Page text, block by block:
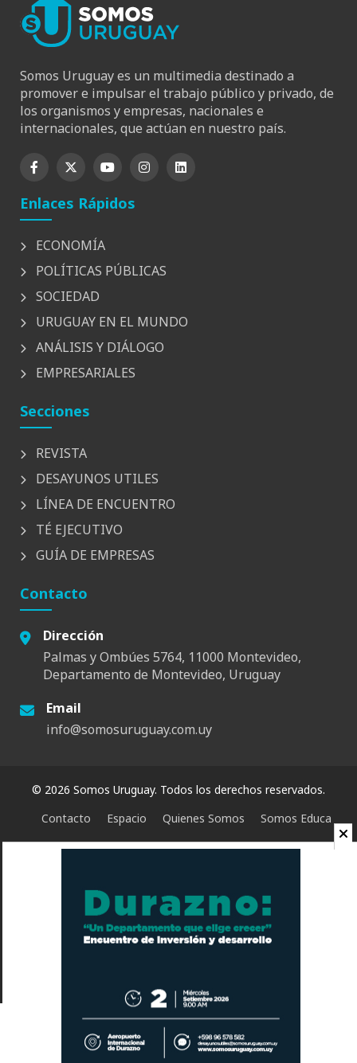
Somos Uruguay es un multimedia destinado a
promover e impulsar el trabajo público y privado, de
los organismos y empresas, nacionales e
internacionales, que actúan en nuestro país.
Enlaces Rápidos
ECONOMÍA
POLÍTICAS PÚBLICAS
SOCIEDAD
URUGUAY EN EL MUNDO
ANÁLISIS Y DIÁLOGO
EMPRESARIALES
Secciones
REVISTA
DESAYUNOS UTILES
LÍNEA DE ENCUENTRO
TÉ EJECUTIVO
GUÍA DE EMPRESAS
Contacto
Dirección
Palmas y Ombúes 5764, 11000 Montevideo,
Departamento de Montevideo, Uruguay
Email
info@somosuruguay.com.uy
© 2026 Somos Uruguay. Todos los derechos reservados.
Contacto
Espacio Quienes Somos Somos Educa